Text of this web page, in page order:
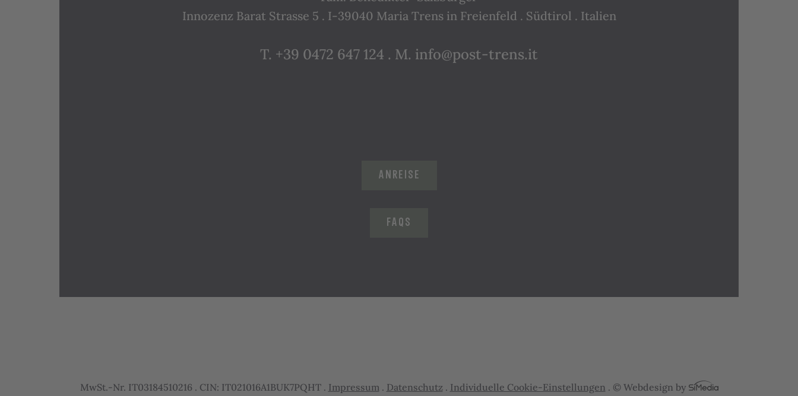
Innozenz Barat Strasse 5 . I-39040 Maria Trens in Freienfeld . Südtirol . Italien
T. +39 0472 647 124 . M. info@post-trens.it
ANREISE
FAQS
MwSt.-Nr. IT03184510216 . CIN: IT021016A1BUK7PQHT . Impressum . Datenschutz. Individuelle Cookie-Einstellungen . © Webdesign by